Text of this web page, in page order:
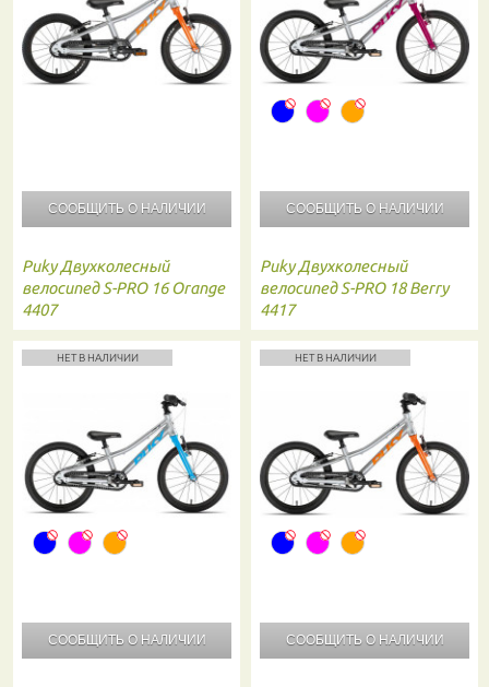
СООБЩИТЬ О НАЛИЧИИ
Puky Двухколесный
велосипед S-PRO 16 Orange
4407
СООБЩИТЬ О НАЛИЧИИ
Puky Двухколесный
велосипед S-PRO 18 Berry
4417
НЕТ В НАЛИЧИИ
СООБЩИТЬ О НАЛИЧИИ
НЕТ В НАЛИЧИИ
СООБЩИТЬ О НАЛИЧИИ